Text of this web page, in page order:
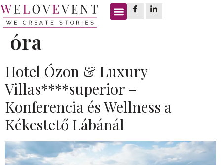
Címke:lounge bar 24
óra
Hotel Ózon & Luxury
Villas****superior –
Konferencia és Wellness a
Kékestető Lábánál